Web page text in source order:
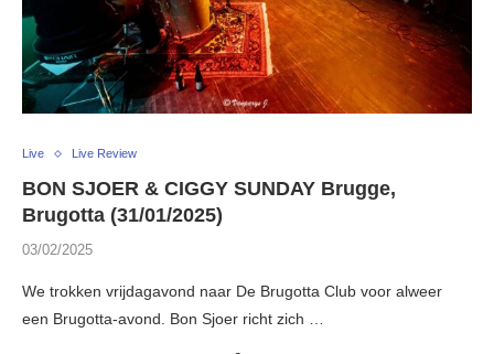
Live Live Review
BON SJOER & CIGGY SUNDAY Brugge,
Brugotta (31/01/2025)
03/02/2025
We trokken vrijdagavond naar De Brugotta Club voor alweer
een Brugotta-avond. Bon Sjoer richt zich …